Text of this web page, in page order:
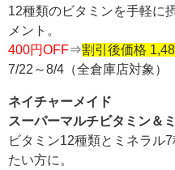
12種類のビタミンを手軽に
メント。
400円OFF⇒割引後価格
7/22～8/4（全倉庫店対象）
ネイチャーメイド
スーパーマルチビタミン＆
ビタミン12種類とミネラル
たい方に。